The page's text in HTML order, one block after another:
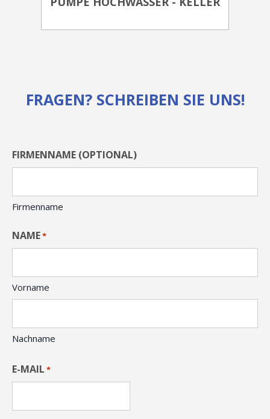
FRAGEN? SCHREIBEN SIE UNS!
FIRMENNAME (OPTIONAL)
Firmenname
NAME*
Vorname
Nachname
E-MAIL *